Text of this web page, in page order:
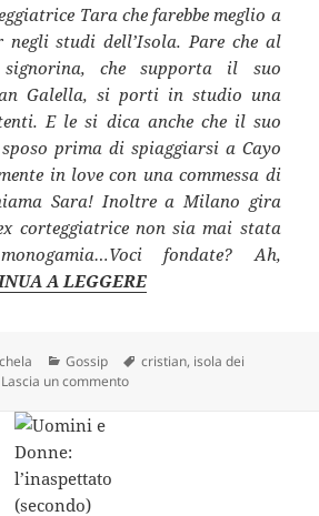
Tara che farebbe meglio a
studi dell’Isola. Pare che al
che supporta il suo
Galella, si porti in studio una
E le si dica anche che il suo
prima di spiaggiarsi a Cayo
in love con una commessa di
Sara! Inoltre a Milano gira
corteggiatrice non sia mai stata
fondate? Ah,
A LEGGERE
Categorie
Gossip Tag
cristian, isola dei
Lascia un commentosu Isola dei Famosi 2016: la